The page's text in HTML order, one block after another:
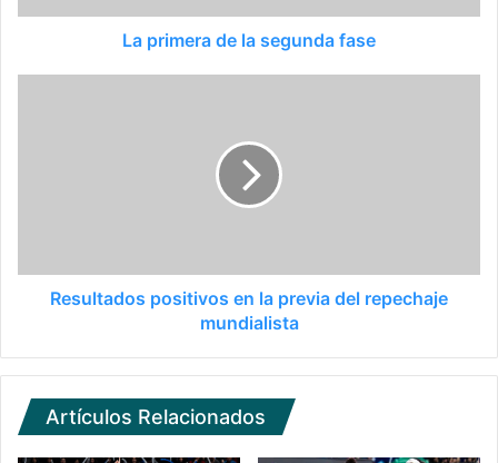
La primera de la segunda fase
Resultados positivos en la previa del repechaje
mundialista
Artículos Relacionados